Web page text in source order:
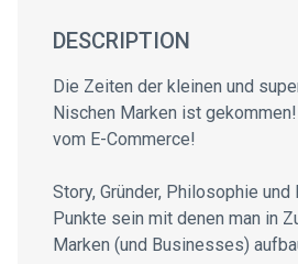
DESCRIPTION
Die Zeiten der kleinen und
Nischen Marken ist
vom E-Commerce!
Story, Gründer, Philosophie
Punkte sein mit denen man in
Marken (und Businesses)